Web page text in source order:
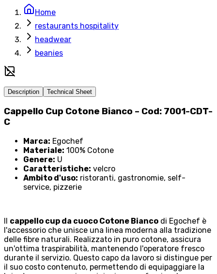
Home
restaurants hospitality
headwear
beanies
Description Technical Sheet
Cappello Cup Cotone Bianco – Cod: 7001-CDT-
C
Marca: Egochef
Materiale: 100% Cotone
Genere: U
Caratteristiche: velcro
Ambito d'uso: ristoranti, gastronomie, self-
service, pizzerie
Il cappello cup da cuoco Cotone Bianco di Egochef è
l'accessorio che unisce una linea moderna alla tradizione
delle fibre naturali. Realizzato in puro cotone, assicura
un'ottima traspirabilità, mantenendo l'operatore fresco
durante il servizio. Questo capo da lavoro si distingue per
il suo costo contenuto, permettendo di equipaggiare la